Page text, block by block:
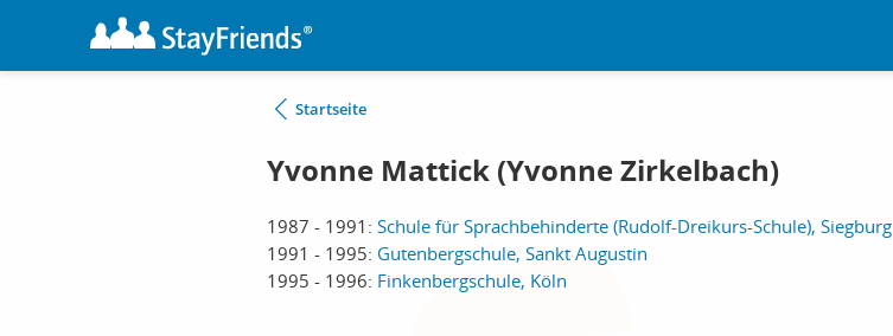
Startseite
Yvonne Mattick (Yvonne Zirkelbach)
1987 - 1991: Schule für Sprachbehinderte (Rudolf-Dreikurs-Schule), Siegburg
1991 - 1995: Gutenbergschule, Sankt Augustin
1995 - 1996: Finkenbergschule, Köln